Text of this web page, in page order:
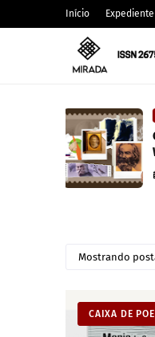
Início Expediente
Mostrando
CAIXA DE